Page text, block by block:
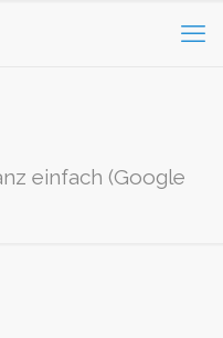
einfach (Google